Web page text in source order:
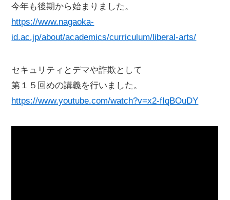
今年も後期から始まりました。
https://www.nagaoka-
id.ac.jp/about/academics/curriculum/liberal-arts/
セキュリティとデマや詐欺として
第１５回めの講義を行いました。
https://www.youtube.com/watch?v=x2-fIqBOuDY